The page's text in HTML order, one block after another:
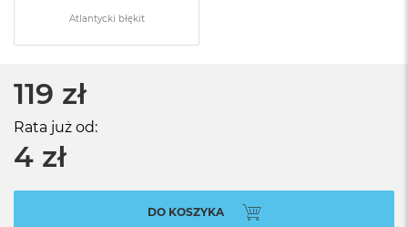
Atlantycki błękit
119 zł
Rata już od:
4 zł
DO KOSZYKA